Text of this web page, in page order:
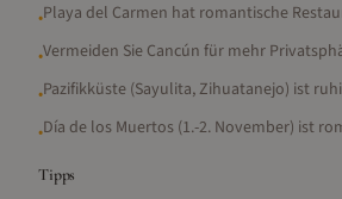
•Playa del Carmen hat romantische
•Vermeiden Sie Cancún für mehr
•Pazifikküste (Sayulita, Zihuatanejo) ist
•Día de los Muertos (1.-2. November) ist
Tipps